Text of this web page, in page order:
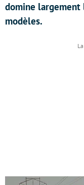
domine largement
modèles.